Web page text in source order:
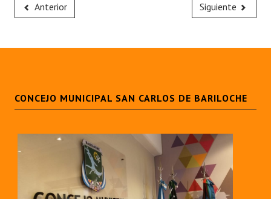
Anterior Siguiente
CONCEJO MUNICIPAL SAN CARLOS DE BARILOCHE